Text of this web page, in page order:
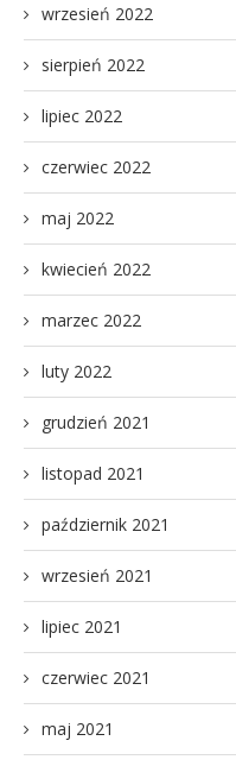
wrzesień 2022
sierpień 2022
lipiec 2022
czerwiec 2022
maj 2022
kwiecień 2022
marzec 2022
luty 2022
grudzień 2021
listopad 2021
październik 2021
wrzesień 2021
lipiec 2021
czerwiec 2021
maj 2021